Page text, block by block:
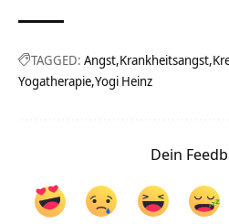
TAGGED: Angst Krankheitsangst
Yogatherapie Yogi Heinz
Dein